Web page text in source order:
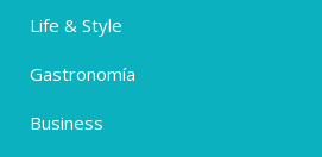
Life & Style
Gastronomía
Business